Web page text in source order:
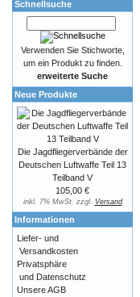
Schnellsuche
Verwenden Sie Stichworte,
um ein Produkt zu finden.
erweiterte Suche
Neue Produkte
Die Jagdfliegerverbände der
Deutschen Luftwaffe Teil 13
Teilband V
105,00 €
inkl. 7% MwSt. zzgl. Versand
Informationen
Liefer- und
Versandkosten
Privatsphäre
und Datenschutz
Unsere AGB